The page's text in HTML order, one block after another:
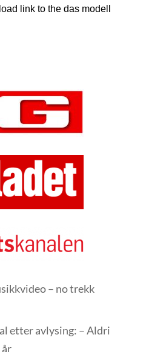
link to the das modell
– no trekk
etter avlysing: – Aldri
år